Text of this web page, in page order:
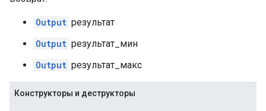
Output результат
Output результат_мин
Output результат_макс
Конструкторы и деструкторы